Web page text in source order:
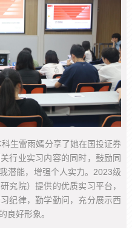
生雷雨嫣分享了她在国投证券
行业实习内容的同时，鼓励同
潜能，增强个人实力。2023级
究院）提供的优质实习平台，
纪律，勤学勤问，充分展示西
良好形象。